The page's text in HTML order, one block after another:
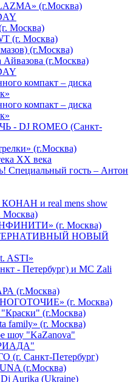
(г.Москва)
Москва)
(г. Москва)
(г.Москва)
(г.Москва)
компакт – диска
компакт – диска
DJ ROMEO (Санкт-
(г.Москва)
ХХ века
Специальный гость – Антон
КОНАН и real mens show
Москва)
(г. Москва)
НОВЫЙ
ASTI»
- Петербург) и MC Zali
(г.Москва)
(г. Москва)
"Краски" (г.Москва)
family» (г. Москва)
шоу "KaZanova"
(г. Санкт-Петербург)
(г.Москва)
Aurika (Ukraine)